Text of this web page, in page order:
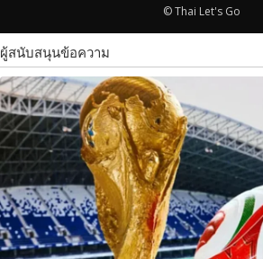
© Thai Let's Go